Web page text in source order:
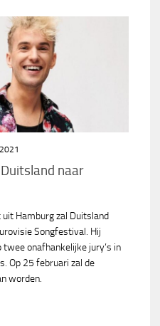
naar
Hamburg zal Duitsland
Songfestival. Hij
onafhankelijke jury’s in
Op 25 februari zal de
worden.